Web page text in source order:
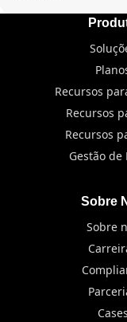
Recursos
Recursos
Recursos
Gestão de
Sobre
Sobre
Cases